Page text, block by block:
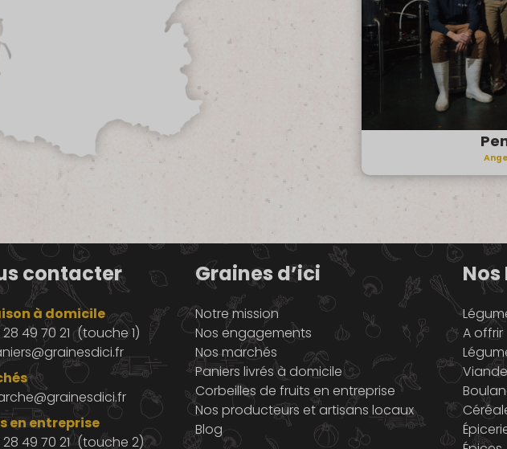
contacter
à domicile
49 70 21 (touche 1)
en entreprise
49 70 21 (touche 2)
Graines d’ici
Notre mission
Nos engagements
Nos marchés
Paniers livrés à domicile
Corbeilles de fruits en entreprise
Nos producteurs et artisans locaux
Blog
A offrir